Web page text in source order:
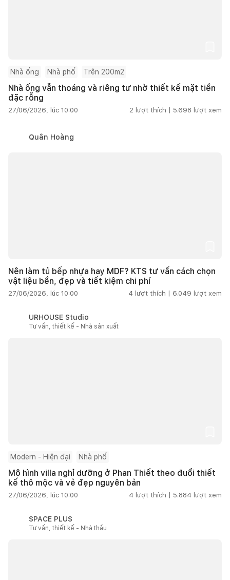
Nhà ống Nhà phố Trên 200m2
Nhà ống vẫn thoáng và riêng tư nhờ thiết kế mặt tiền
đặc rỗng
27/06/2026, lúc 10:00 2 lượt thích | 5.698 lượt xem
Quân Hoàng
Nên làm tủ bếp nhựa hay MDF? KTS tư vấn cách chọn
vật liệu bền, đẹp và tiết kiệm chi phí
27/06/2026, lúc 10:00 4 lượt thích | 6.049 lượt xem
URHOUSE Studio
Tư vấn, thiết kế - Nhà sản xuất
Modern - Hiện đại Nhà phố
Mô hình villa nghỉ dưỡng ở Phan Thiết theo đuổi thiết
kế thô mộc và vẻ đẹp nguyên bản
27/06/2026, lúc 10:00 4 lượt thích | 5.884 lượt xem
SPACE PLUS
Tư vấn, thiết kế - Nhà thầu